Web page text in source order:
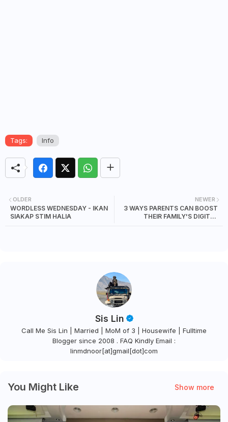
Tags: Info
NEWER
3 WAYS PARENTS CAN BOOST
THEIR FAMILY'S DIGITAL
OLDER
WORDLESS WEDNESDAY - IKAN
SIAKAP STIM HALIA
Sis Lin
Call Me Sis Lin | Married | MoM of 3 | Housewife | Fulltime
Blogger since 2008 . FAQ Kindly Email :
linmdnoor[at]gmail[dot]com
You Might Like Show more